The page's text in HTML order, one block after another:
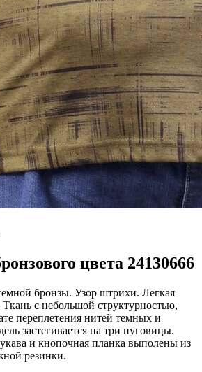
цвета 24130666
бронзы. Узор штрихи. Легкая
Ткань с небольшой структурностью,
переплетения нитей темных и
застегивается на три пуговицы.
и кнопочная планка выполены из
резинки.